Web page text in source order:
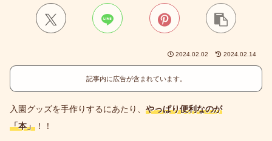
2024.02.02 2024.02.14
記事内に広告が含まれています。
入園グッズを手作りするにあたり、 やっぱり便利なのが
「本」 ！！